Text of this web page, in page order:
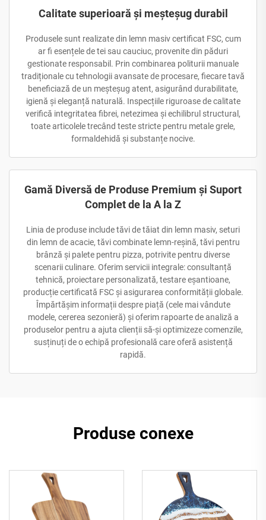
Calitate superioară și meșteșug durabil
Produsele sunt realizate din lemn masiv certificat FSC, cum
ar fi esențele de tei sau cauciuc, provenite din păduri
gestionate responsabil. Prin combinarea politurii manuale
tradiționale cu tehnologii avansate de procesare, fiecare tavă
beneficiază de un meșteșug atent, asigurând durabilitate,
igienă și eleganță naturală. Inspecțiile riguroase de calitate
verifică integritatea fibrei, netezimea și echilibrul structural,
toate articolele trecând teste stricte pentru metale grele,
formaldehidă și substanțe nocive.
Gamă Diversă de Produse Premium și Suport
Complet de la A la Z
Linia de produse include tăvi de tăiat din lemn masiv, seturi
din lemn de acacie, tăvi combinate lemn-reșină, tăvi pentru
brânză și palete pentru pizza, potrivite pentru diverse
scenarii culinare. Oferim servicii integrale: consultanță
tehnică, proiectare personalizată, testare eșantioane,
producție certificată FSC și asigurarea conformității globale.
Împărtășim informații despre piață (cele mai vândute
modele, cererea sezonieră) și oferim rapoarte de analiză a
produselor pentru a ajuta clienții să-și optimizeze comenzile,
susținuți de o echipă profesională care oferă asistență
rapidă.
Produse conexe